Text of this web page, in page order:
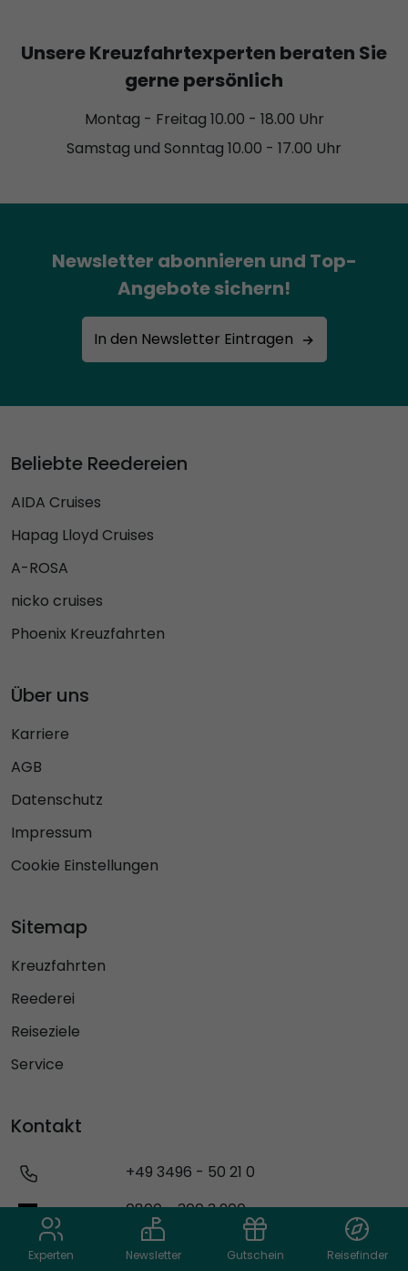
Experten Newsletter Gutschein Reisefinder
Unsere Kreuzfahrtexperten beraten Sie
gerne persönlich
Montag - Freitag 10.00 - 18.00 Uhr
Samstag und Sonntag 10.00 - 17.00 Uhr
Newsletter abonnieren und Top-
Angebote sichern!
In den Newsletter Eintragen
Beliebte Reedereien
AIDA Cruises
Hapag Lloyd Cruises
A-ROSA
nicko cruises
Phoenix Kreuzfahrten
Über uns
Karriere
AGB
Datenschutz
Impressum
Cookie Einstellungen
Sitemap
Kreuzfahrten
Reederei
Reiseziele
Service
Kontakt
+49 3496 - 50 21 0
0800 - 300 3 200
0800 - 900 902